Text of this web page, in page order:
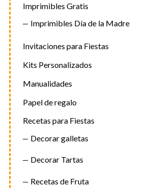
Imprimibles Gratis
Imprimibles Día de la Madre
Invitaciones para Fiestas
Kits Personalizados
Manualidades
Papel de regalo
Recetas para Fiestas
Decorar galletas
Decorar Tartas
Recetas de Fruta